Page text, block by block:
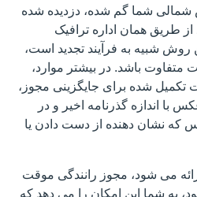
شمالی شما گم شده، دزدیده شده
از طریق همان اداره ترافیک
روش شبیه به فرآیند تجدید است،
باشد. در بیشتر موارد،
تکمیل شده برای جایگزینی مجوز،
با اندازه گذرنامه اخیر و در
که نشان دهنده از دست دادن یا
می شود، مجوز رانندگی موقت
به شما این امکان را می دهد که